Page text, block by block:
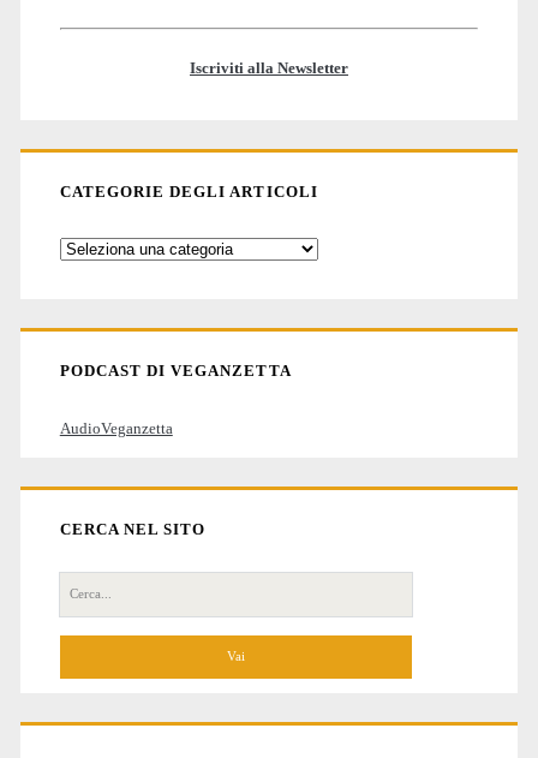
Iscriviti alla Newsletter
CATEGORIE DEGLI ARTICOLI
Categorie
PODCAST DI VEGANZETTA
AudioVeganzetta
CERCA NEL SITO
Cerca
per: